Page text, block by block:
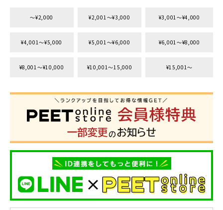
〜¥2,000 ¥2,001〜¥3,000 ¥3,001〜¥4,000
¥4,001〜¥5,000 ¥5,001〜¥6,000 ¥6,001〜¥8,000
¥8,001〜¥10,000 ¥10,001〜15,000 ¥15,001〜